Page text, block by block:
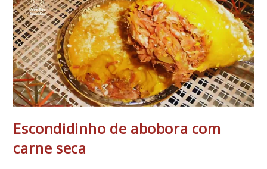
Escondidinho de abobora com
carne seca